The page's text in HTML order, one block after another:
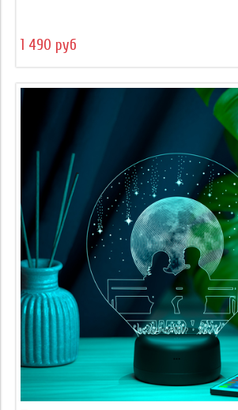
1 490 руб